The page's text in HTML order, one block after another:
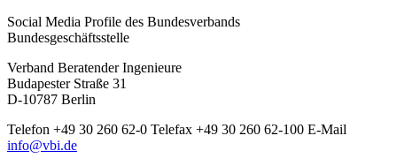
Social Media Profile des Bundesverbands
Bundesgeschäftsstelle
Verband Beratender Ingenieure
Budapester Straße 31
D-10787 Berlin
Telefon +49 30 260 62-0 Telefax +49 30 260 62-100 E-Mail
info@vbi.de